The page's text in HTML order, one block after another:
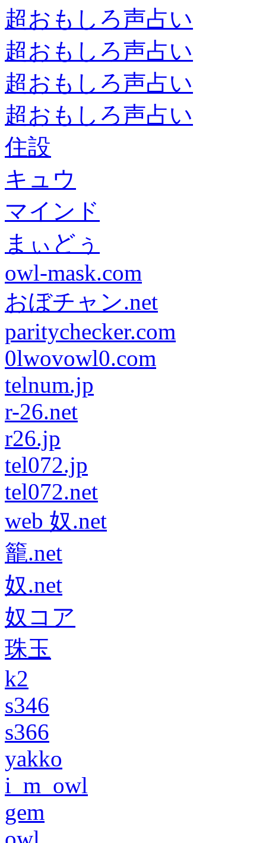
超おもしろ声占い
超おもしろ声占い
超おもしろ声占い
超おもしろ声占い
住設
キュウ
マインド
まぃどぅ
owl-mask.com
おぼチャン.net
paritychecker.com
0lwovowl0.com
telnum.jp
r-26.net
r26.jp
tel072.jp
tel072.net
web 奴.net
籠.net
奴.net
奴コア
珠玉
k2
s346
s366
yakko
i_m_owl
gem